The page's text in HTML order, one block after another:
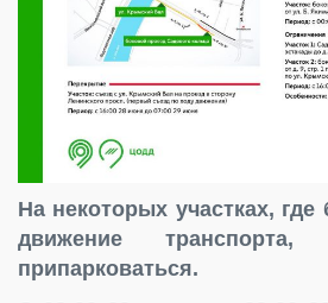
На некоторых участках, где
движение
припарковаться.